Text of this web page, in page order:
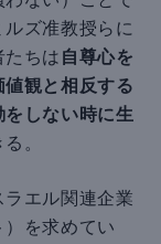
ズ准教授らに
たちは 自尊心を
値観と相反する
しない時に生
。
エル関連企業
を求めてい